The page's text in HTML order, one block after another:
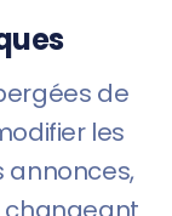
de
les
annonces,